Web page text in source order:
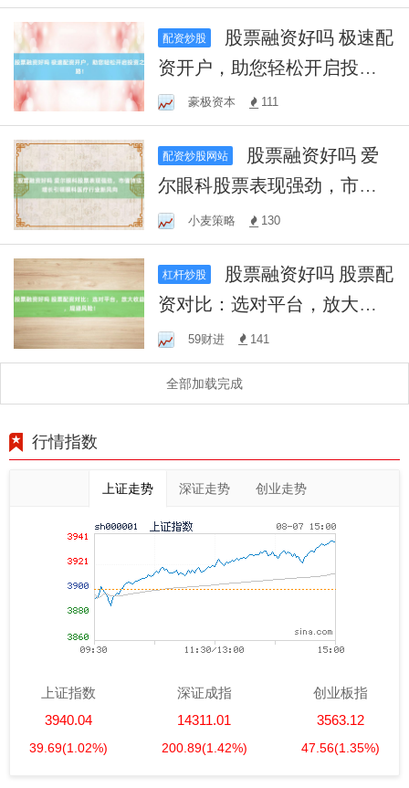
配资炒股
资开户，助您轻松开启投资
之路！豪极资本 111
配资炒股网站
尔眼科股票表现强劲，市值
持续增长引领眼科医疗行业
新风向
小麦策略 130
杠杆炒股
资对比：选对平台，放大收
益，规避风险！
59财进 141
全部加载完成
行情指数
上证走势 深证走势 创业走势
上证指数
3940.04
39.69(1.02%)
深证成指
14311.01
200.89(1.42%)
创业板指
3563.12
47.56(1.35%)